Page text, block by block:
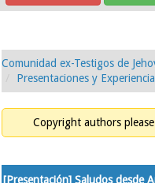
Comunidad ex-Testigos de
Presentaciones y
Copyright authors
[Presentación] Saludos desde